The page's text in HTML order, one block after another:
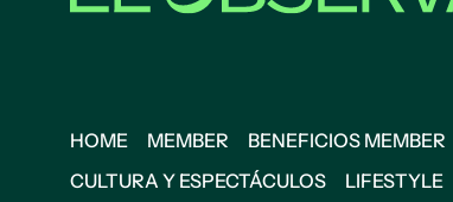
HOME MEMBER BENEFICIOS MEMBER
CULTURA Y ESPECTÁCULOS
LIFESTYLE